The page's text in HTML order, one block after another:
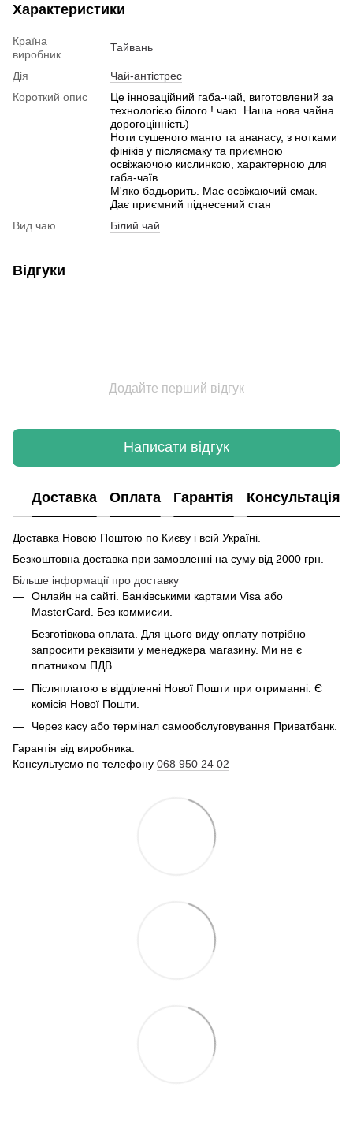
Характеристики
Країна
виробник
Тайвань
Дія
Чай-антістрес
Короткий опис
Це інноваційний габа-чай, виготовлений за
технологією білого ! чаю. Наша нова чайна
дорогоцінність)
Ноти сушеного манго та ананасу, з нотками
фініків у післясмаку та приємною
освіжаючою кислинкою, характерною для
габа-чаїв.
М'яко бадьорить. Має освіжаючий смак.
Дає приємний піднесений стан
Вид чаю
Білий чай
Відгуки
Додайте перший відгук
Написати відгук
Доставка Оплата Гарантія Консультація
Доставка Новою Поштою по Києву і всій Україні.
Безкоштовна доставка при замовленні на суму від 2000 грн.
Більше інформації про доставку
Онлайн на сайті. Банківськими картами Visa або
MasterCard. Без коммисии.
Безготівкова оплата. Для цього виду оплату потрібно
запросити реквізити у менеджера магазину. Ми не є
платником ПДВ.
Післяплатою в відділенні Нової Пошти при отриманні. Є
комісія Нової Пошти.
Через касу або термінал самообслуговування Приватбанк.
Гарантія від виробника.
Консультуємо по телефону 068 950 24 02